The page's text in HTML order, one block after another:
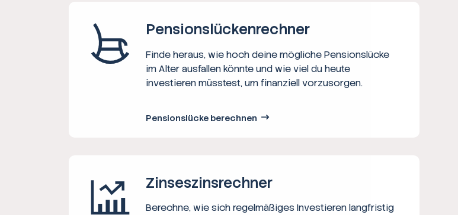
Pensions­lücken­rechner
Finde heraus, wie hoch deine mögliche Pensionslücke
im Alter ausfallen könnte und wie viel du heute
investieren müsstest, um finanziell vorzusorgen.
Pensionslücke berechnen
Zinseszins­rechner
Berechne, wie sich regelmäßiges Investieren langfristig